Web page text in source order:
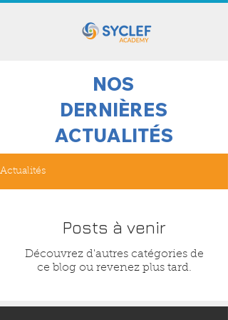
NOS
DERNIÈRES
ACTUALITÉS
Actualités
Posts à venir
Découvrez d'autres catégories de
ce blog ou revenez plus tard.